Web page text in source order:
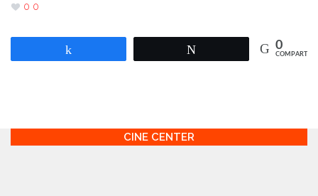
0 0
0
COMPARTIR
CINE CENTER